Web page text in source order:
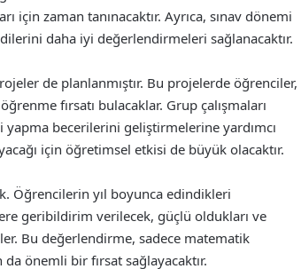
için zaman tanınacaktır. Ayrıca, sınav dönemi
daha iyi değerlendirmeleri sağlanacaktır.
de planlanmıştır. Bu projelerde öğrenciler,
fırsatı bulacaklar. Grup çalışmaları
becerilerini geliştirmelerine yardımcı
için öğretimsel etkisi de büyük olacaktır.
Öğrencilerin yıl boyunca edindikleri
geribildirim verilecek, güçlü oldukları ve
Bu değerlendirme, sadece matematik
önemli bir fırsat sağlayacaktır.